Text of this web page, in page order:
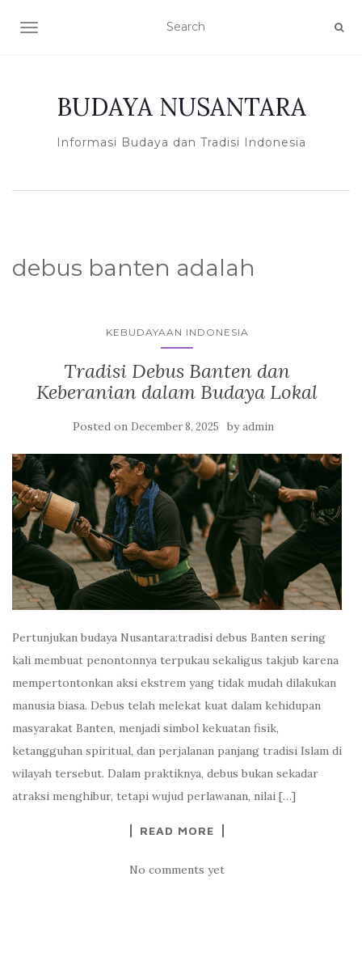
TOGGLE NAVIGATION
BUDAYA NUSANTARA
Informasi Budaya dan Tradisi Indonesia
debus banten adalah
KEBUDAYAAN INDONESIA
Tradisi Debus Banten dan
Keberanian dalam Budaya Lokal
Posted on December 8, 2025 byadmin
Pertunjukan budaya Nusantara:tradisi debus Banten sering
kali membuat penontonnya terpukau sekaligus takjub karena
mempertontonkan aksi ekstrem yang tidak mudah dilakukan
manusia biasa. Debus telah melekat kuat dalam kehidupan
masyarakat Banten, menjadi simbol kekuatan fisik,
ketangguhan spiritual, dan perjalanan panjang tradisi Islam di
wilayah tersebut. Dalam praktiknya, debus bukan sekadar
atraksi menghibur, tetapi wujud perlawanan, nilai […]
READ MORE
No comments yet